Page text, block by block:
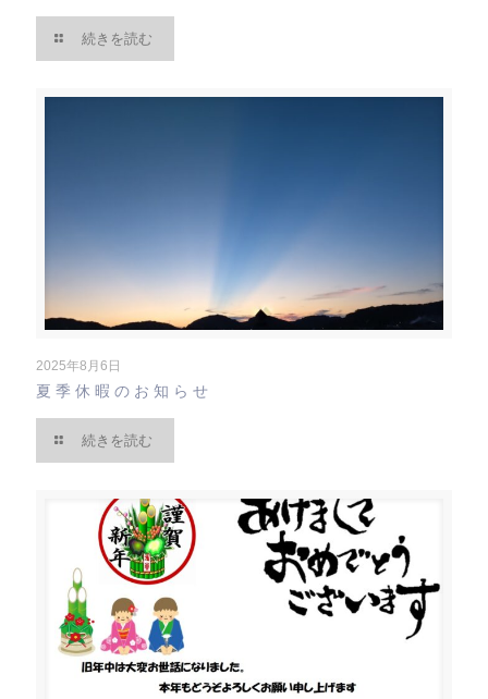
続きを読む
2025年8月6日
夏季休暇のお知らせ
続きを読む